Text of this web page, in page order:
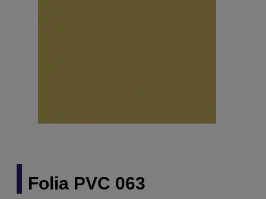
Folia PVC 063